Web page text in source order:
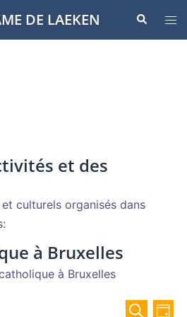
DE LAEKEN
le
et des
culturels organisés dans
à Bruxelles
à Bruxelles